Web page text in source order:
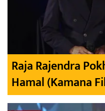
Raja Rajendra
Hamal (Kamana